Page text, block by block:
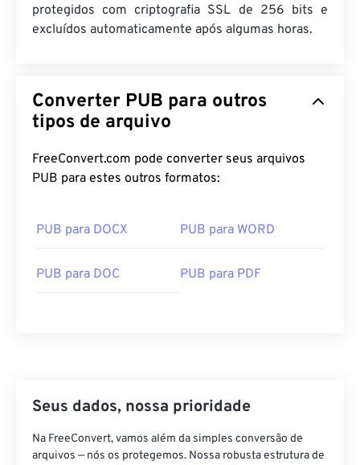
protegidos com criptografia SSL de 256 bits e
excluídos automaticamente após algumas horas.
Converter PUB para outros
tipos de arquivo
FreeConvert.com pode converter seus arquivos
PUB para estes outros formatos:
PUB para DOCX PUB para WORD
PUB para DOC PUB para PDF
Seus dados, nossa prioridade
Na FreeConvert, vamos além da simples conversão de
arquivos — nós os protegemos. Nossa robusta estrutura de